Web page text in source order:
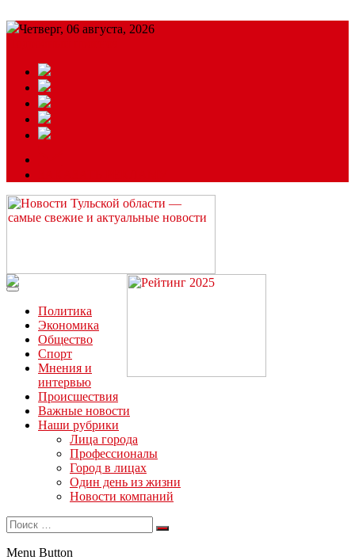
Четверг, 06 августа, 2026
Читайте последние новости дня в Тульской области на сайте
“ЗаНовомосковск”
Политика
Экономика
Общество
Спорт
Мнения и
интервью
Происшествия
Важные новости
Наши рубрики
Лица города
Профессионалы
Город в лицах
Один день из жизни
Новости компаний
Menu Button